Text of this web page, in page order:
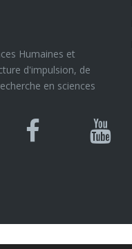
Humaines et
d'impulsion, de
en sciences
Bluesky
Canal